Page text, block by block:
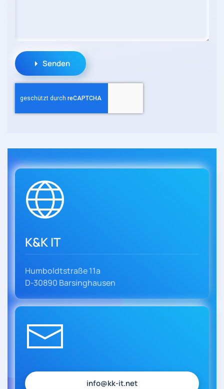
Senden
K&K IT
Humboldtstraße 11a
D-30890 Barsinghausen
info@kk-it.net